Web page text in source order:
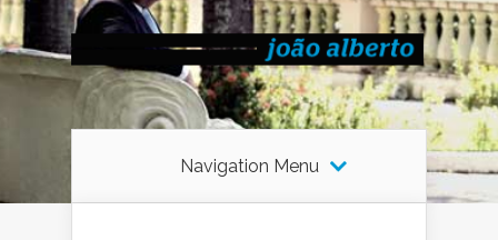
Navigation Menu